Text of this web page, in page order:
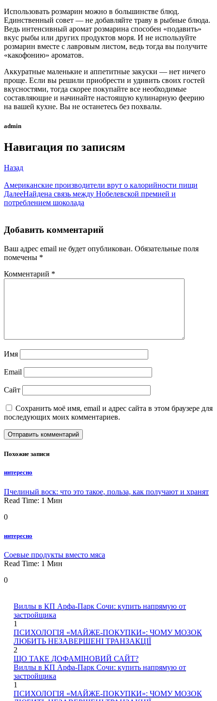
Использовать розмарин можно в большинстве блюд.
Единственный совет — не добавляйте траву в рыбные блюда.
Ведь интенсивный аромат розмарина способен «подавить»
вкус рыбы или других продуктов моря. И не используйте
розмарин вместе с лавровым листом, ведь тогда вы получите
«какофонию» ароматов.
Аккуратные маленькие и аппетитные закуски — нет ничего
проще. Если вы решили приобрести и удивить своих гостей
вкусностями, тогда скорее покупайте все необходимые
составляющие и начинайте настоящую кулинарную феерию
на вашей кухне. Вы не останетесь без похвалы.
admin
Навигация по записям
Назад
Американские производители врут о калорийности пищи
ДалееНайдена связь между Нобелевской премией и
потреблением шоколада
Добавить комментарий
Ваш адрес email не будет опубликован. Обязательные поля
помечены *
Комментарий *
Имя
Email
Сайт
Сохранить моё имя, email и адрес сайта в этом браузере для
последующих моих комментариев.
Похожие записи
интересно
Пчелиный воск: что это такое, польза, как получают и хранят
Read Time: 1 Мин
0
интересно
Соевые продукты вместо мяса
Read Time: 1 Мин
0
Виллы в КП Арфа-Парк Сочи: купить напрямую от
застройщика
1
ПСИХОЛОГІЯ «МАЙЖЕ-ПОКУПКИ»: ЧОМУ МОЗОК
ЛЮБИТЬ НЕЗАВЕРШЕНІ ТРАНЗАКЦІЇ
2
ЩО ТАКЕ ДОФАМІНОВИЙ САЙТ?
Виллы в КП Арфа-Парк Сочи: купить напрямую от
застройщика
1
ПСИХОЛОГІЯ «МАЙЖЕ-ПОКУПКИ»: ЧОМУ МОЗОК